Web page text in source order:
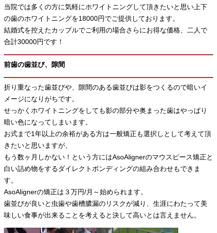
当院では多くの方に気軽にホワイトニングして頂きたいと思い上下
の歯のホワイトニングを18000円でご提供しております。
結婚式を控えたカップルでご利用の場合さらにお得な価格、二人で
合計30000円です！
前歯の歯並び、隙間
折り重なった歯並びや、隙間のある歯並びは影をつくるので暗いイ
メージになりがちです。
せっかくホワイトニングをしても影の部分や奥まった歯はやっぱり
暗い色になってしまいます。
お式まで1年以上の余裕がある方は一般矯正も選択しとして考えて頂
きたいと思いますが、
もう数ヶ月しかない！という方にはAsoAlignerのマウスピース矯正と
白い詰め物をするダイレクトボンディングの組み合わせもできま
す。
AsoAlignerの矯正は３万円/月～始められます。
歯並びが良いと虫歯や歯槽膿漏のリスクが減り、生涯にわたって美
味しい食事が出来ることを考えると決して高いとは言えません。